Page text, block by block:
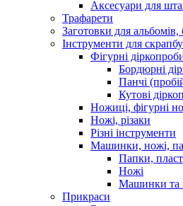
Аксесуари для
Трафарети
Заготовки для альбомів,
Інструменти для
Фігурні
Бордюрні
Панчі
Кутові
Ножиці, фігурні
Ножі, різаки
Різні інструменти
Машинки, ножі,
Папки,
Ножі
Машинки та
Прикраси